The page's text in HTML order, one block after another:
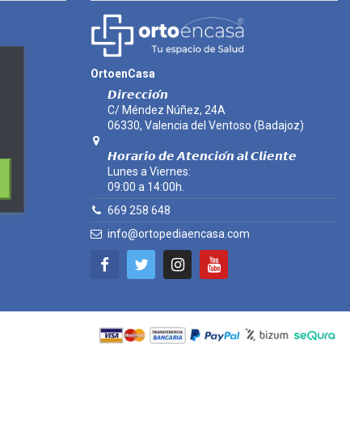
OrtoenCasa
𝘿𝙞𝙧𝙚𝙘𝙘𝙞𝙤́𝙣
C/ Méndez Núñez, 24A
06330, Valencia del Ventoso (Badajoz)
𝙃𝙤𝙧𝙖𝙧𝙞𝙤 𝙙𝙚 𝘼𝙩𝙚𝙣𝙘𝙞𝙤́𝙣 𝙖𝙡 𝘾𝙡𝙞𝙚𝙣𝙩𝙚
Lunes a Viernes:
09:00 a 14:00h.
669 258 648
info@ortopediaencasa.com